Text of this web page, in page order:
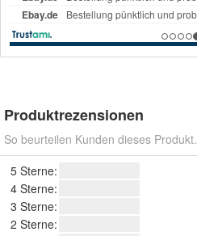
Produktrezensionen
So beurteilen Kunden dieses Produkt.
5 Sterne:
4 Sterne:
3 Sterne:
2 Sterne: